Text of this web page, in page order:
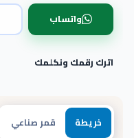
خريطة قمر صناعي
واتساب
اترك رقمك ونكلمك